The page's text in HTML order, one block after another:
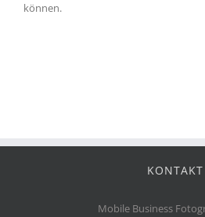
können.
KONTAKT
Mobile Business